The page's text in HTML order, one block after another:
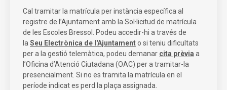
Cal tramitar la matrícula per instància específica al
registre de l’Ajuntament amb la Sol·licitud de matrícula
de les Escoles Bressol. Podeu accedir-hi a través de
la Seu Electrònica de l'Ajuntamento si teniu dificultats
per a la gestió telemàtica, podeu demanar cita prèvia a
l’Oficina d’Atenció Ciutadana (OAC) per a tramitar-la
presencialment. Si no es tramita la matrícula en el
període indicat es perd la plaça assignada.